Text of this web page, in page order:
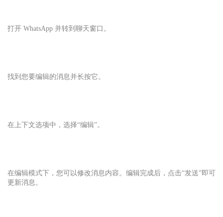
打开 WhatsApp 并转到聊天窗口。
找到您要编辑的消息并长按它。
在上下文选项中，选择“编辑”。
在编辑模式下，您可以修改消息内容。编辑完成后，点击“发送”即可
更新消息。